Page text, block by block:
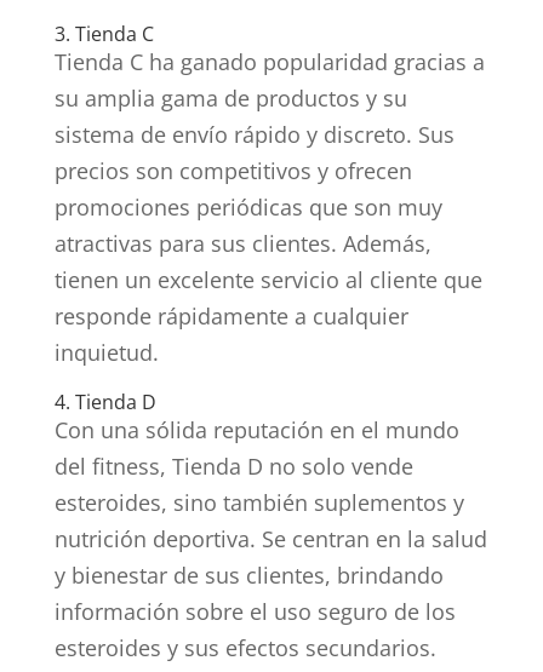
3. Tienda C
Tienda C ha ganado popularidad gracias a
su amplia gama de productos y su
sistema de envío rápido y discreto. Sus
precios son competitivos y ofrecen
promociones periódicas que son muy
atractivas para sus clientes. Además,
tienen un excelente servicio al cliente que
responde rápidamente a cualquier
inquietud.
4. Tienda D
Con una sólida reputación en el mundo
del fitness, Tienda D no solo vende
esteroides, sino también suplementos y
nutrición deportiva. Se centran en la salud
y bienestar de sus clientes, brindando
información sobre el uso seguro de los
esteroides y sus efectos secundarios.